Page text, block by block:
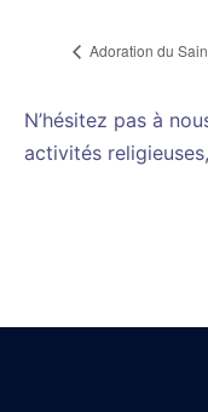
Adoration du
N’hésitez pas à
activités